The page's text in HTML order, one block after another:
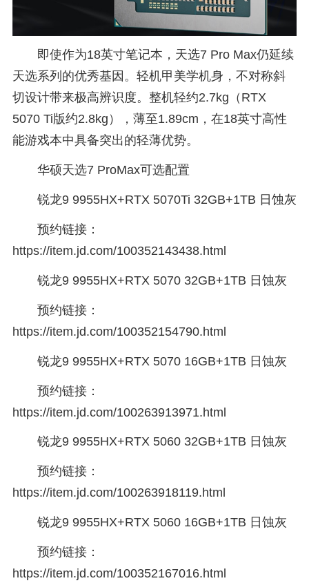
即使作为18英寸笔记本，天选7 Pro Max仍延续
天选系列的优秀基因。轻机甲美学机身，不对称斜
切设计带来极高辨识度。整机轻约2.7kg（RTX
5070 Ti版约2.8kg），薄至1.89cm，在18英寸高性
能游戏本中具备突出的轻薄优势。
华硕天选7 ProMax可选配置
锐龙9 9955HX+RTX 5070Ti 32GB+1TB 日蚀灰
预约链接：
https://item.jd.com/100352143438.html
锐龙9 9955HX+RTX 5070 32GB+1TB 日蚀灰
预约链接：
https://item.jd.com/100352154790.html
锐龙9 9955HX+RTX 5070 16GB+1TB 日蚀灰
预约链接：
https://item.jd.com/100263913971.html
锐龙9 9955HX+RTX 5060 32GB+1TB 日蚀灰
预约链接：
https://item.jd.com/100263918119.html
锐龙9 9955HX+RTX 5060 16GB+1TB 日蚀灰
预约链接：
https://item.jd.com/100352167016.html